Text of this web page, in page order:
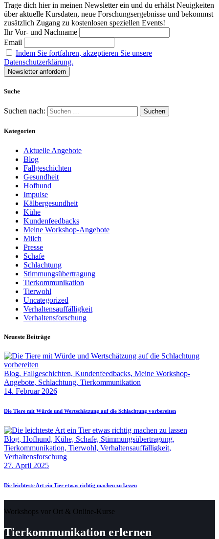
Trage dich hier in meinen Newsletter ein und du erhälst Neuigkeiten
über aktuelle Kursdaten, neue Forschungsergebnisse und bekommst
zusätzlich Zugang zu kostenlosen speziellen Events!
Ihr Vor- und Nachname
Email
Indem Sie fortfahren, akzeptieren Sie unsere
Datenschutzerklärung.
Suche
Suchen nach:
Kategorien
Aktuelle Angebote
Blog
Fallgeschichten
Gesundheit
Hofhund
Impulse
Kälbergesundheit
Kühe
Kundenfeedbacks
Meine Workshop-Angebote
Milch
Presse
Schafe
Schlachtung
Stimmungsübertragung
Tierkommunikation
Tierwohl
Uncategorized
Verhaltensauffälligkeit
Verhaltensforschung
Neueste Beiträge
Blog, Fallgeschichten, Kundenfeedbacks, Meine Workshop-
Angebote, Schlachtung, Tierkommunikation
14. Februar 2026
Die Tiere mit Würde und Wertschätzung auf die Schlachtung vorbereiten
Blog, Hofhund, Kühe, Schafe, Stimmungsübertragung,
Tierkommunikation, Tierwohl, Verhaltensauffälligkeit,
Verhaltensforschung
27. April 2025
Die leichteste Art ein Tier etwas richtig machen zu lassen
Workshops vor Ort & Online-Kurse
Tierkommunikation erlernen